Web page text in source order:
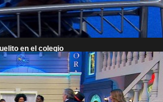
en el colegio